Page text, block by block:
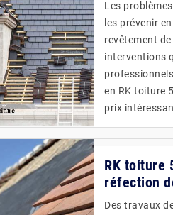
Les
les prévenir
revêtement
interventions
en RK toiture
prix
RK toiture
réfection
Des travaux